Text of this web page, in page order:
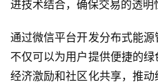
站
开
发
进技术结合，确保交易的透明
通过微信平台开发分布式能源
不仅可以为用户提供便捷的
经济激励和社区化共享，推